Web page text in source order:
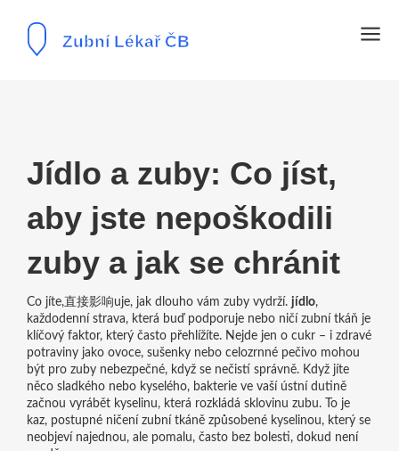
Jídlo a zuby: Co jíst,
aby jste nepoškodili
zuby a jak se chránit
Co jíte,直接影响uje, jak dlouho vám zuby vydrží. jídlo,
každodenní strava, která buď podporuje nebo ničí zubní tkáň je
klíčový faktor, který často přehlížíte. Nejde jen o cukr – i zdravé
potraviny jako ovoce, sušenky nebo celozrnné pečivo mohou
být pro zuby nebezpečné, když se nečistí správně. Když jíte
něco sladkého nebo kyselého, bakterie ve vaší ústní dutině
začnou vyrábět kyselinu, která rozkládá sklovinu zubu. To je
kaz, postupné ničení zubní tkáně způsobené kyselinou, který se
neobjeví najednou, ale pomalu, často bez bolesti, dokud není